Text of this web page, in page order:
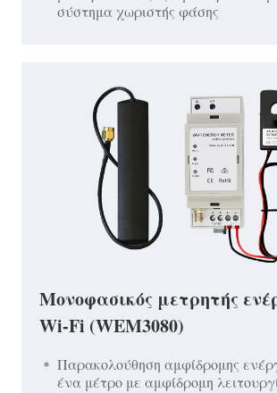
σύστημα χωριστής φάσης
Μονοφασικός μετρητής
Wi-Fi (WEM3080)
Παρακολούθηση αμφίδρομης
ένα μέτρο με αμφίδρομη